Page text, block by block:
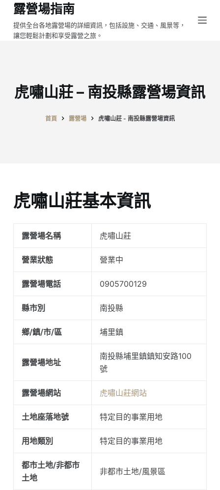
跳
至
主
露營場指南
提供全台各地露營場的詳細資訊，包括設施、交通、風景等，
讓您輕鬆計劃和享受露營之旅。
虎嘯山莊 – 南投縣露營場資訊
首頁 露營場 虎嘯山莊 - 南投縣露營場資訊
虎嘯山莊基本資訊
露營場名稱 虎嘯山莊
營業狀態 營業中
露營場電話 0905700129
縣市別 南投縣
鄉/鎮/市/區 埔里鎮
露營場地址
南投縣埔里鎮鎮知安路100
號
露營場網站 虎嘯山莊網站
土地座落地號 特定目的事業用地
用地類別 特定目的事業用地
都市土地/非都市
土地
非都市土地/風景區